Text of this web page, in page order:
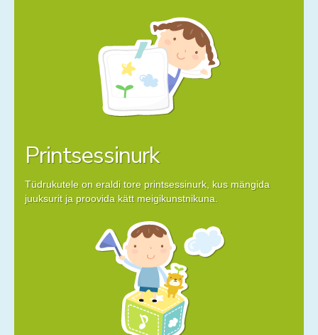
Printsessinurk
Tüdrukutele on eraldi tore printsessinurk, kus mängida
juuksurit ja proovida kätt meigikunstnikuna.